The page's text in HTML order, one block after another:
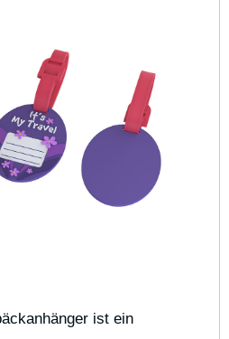
ist ein